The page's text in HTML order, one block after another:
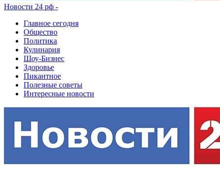
Новости 24 рф -
Главное сегодня
Общество
Политика
Кулинария
Шоу-Бизнес
Здоровье
Пикантное
Полезные советы
Интересные новости